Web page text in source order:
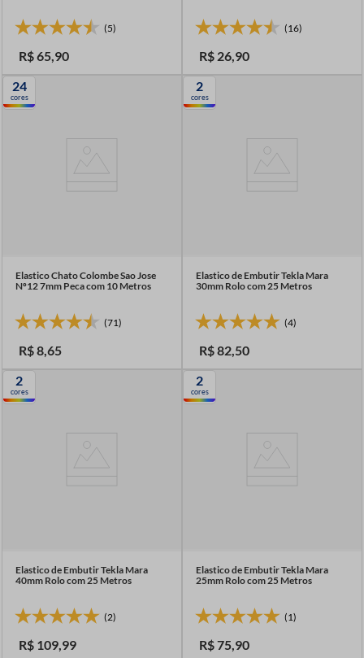
(5)
R$65,90
(16)
R$ 26,90
24
cores
Elastico Chato Colombe Sao Jose
Nº12 7mm Peca com 10 Metros
(71)
R$8,65
2
cores
Elastico de Embutir Tekla Mara
30mm Rolo com 25 Metros
(4)
R$82,50
2
cores
Elastico de Embutir Tekla Mara
40mm Rolo com 25 Metros
(2)
R$ 109,99
2
cores
Elastico de Embutir Tekla Mara
25mm Rolo com 25 Metros
(1)
R$75,90